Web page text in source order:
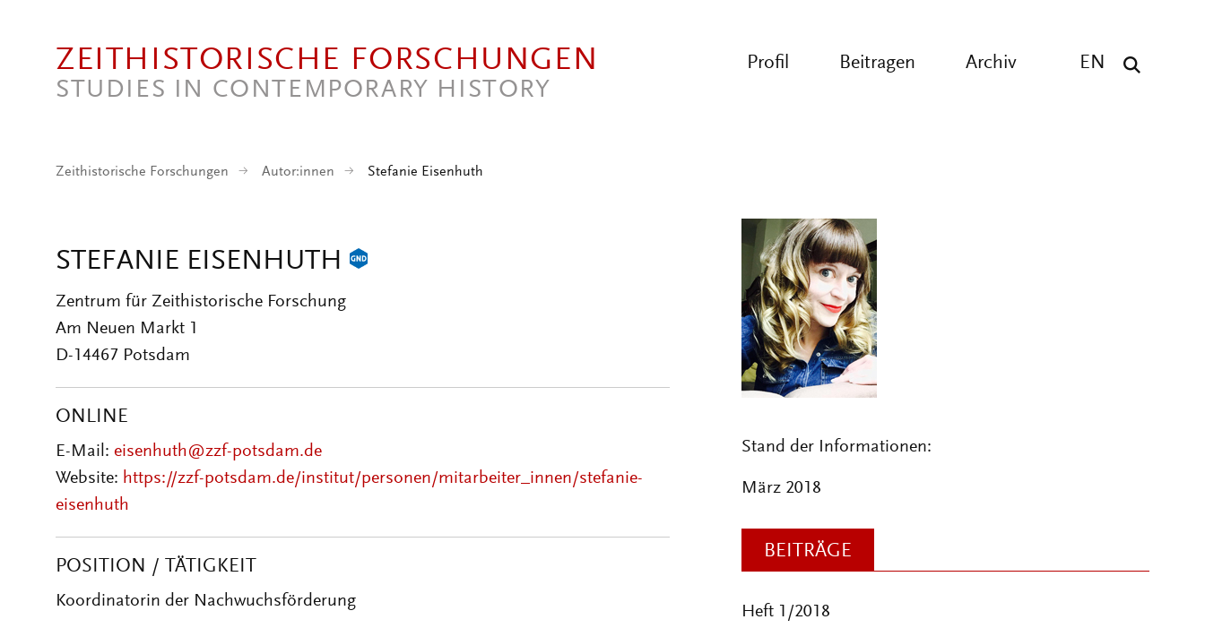
ZEITHISTORISCHE FORSCHUNGEN
STUDIES IN CONTEMPORARY HISTORY
EN
Profil Beitragen Archiv
Zeithistorische Forschungen Autor:innen Stefanie Eisenhuth
STEFANIE EISENHUTH
Zentrum für Zeithistorische Forschung
Am Neuen Markt 1
D-14467 Potsdam
ONLINE
E-Mail: eisenhuth@zzf-potsdam.de
Website: https://zzf-potsdam.de/institut/personen/mitarbeiter_innen/stefanie-
eisenhuth
POSITION / TÄTIGKEIT
Koordinatorin der Nachwuchsförderung
Stand der Informationen:
März 2018
BEITRÄGE
Heft 1/2018